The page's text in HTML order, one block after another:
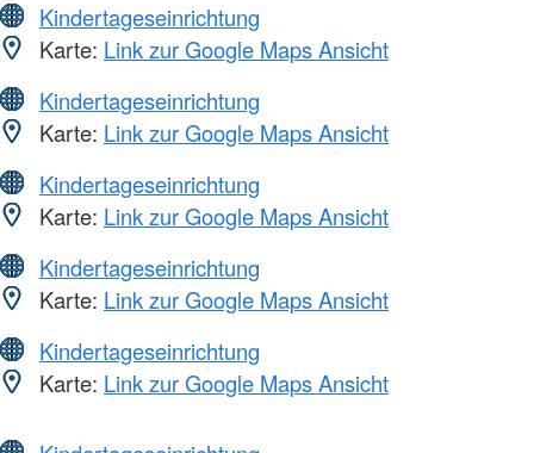
Kindertageseinrichtung
Karte: Link zur Google Maps Ansicht
Kindertageseinrichtung
Karte: Link zur Google Maps Ansicht
Kindertageseinrichtung
Karte: Link zur Google Maps Ansicht
Kindertageseinrichtung
Karte: Link zur Google Maps Ansicht
Kindertageseinrichtung
Karte: Link zur Google Maps Ansicht